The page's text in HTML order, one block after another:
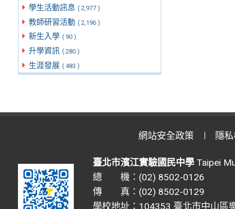
學生活動訊息 ( 2,977 )
教師研習活動 ( 2,196 )
新生入學 ( 90 )
升學資訊 ( 280 )
生涯發展 ( 483 )
網站安全政策 隱
臺北市濱江實驗國民中學Taipei
總 機：(02) 8502-0126
傳 真：(02) 8502-0129
學校地址：104353 臺北市中山區